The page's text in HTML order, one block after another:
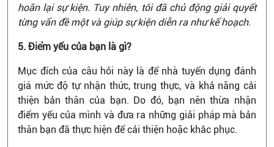
hoãn lại sự kiện. Tuy nhiên, tôi đã chủ động giải quyết
từng vấn đề một và giúp sự kiện diễn ra như kế hoạch.
5. Điểm yếu của bạn là gì?
Mục đích của câu hỏi này là để nhà tuyển dụng đánh
giá mức độ tự nhận thức, trung thực, và khả năng cải
thiện bản thân của bạn. Do đó, bạn nên thừa nhận
điểm yếu của mình và đưa ra những giải pháp mà bản
thân bạn đã thực hiện để cải thiện hoặc khắc phục.